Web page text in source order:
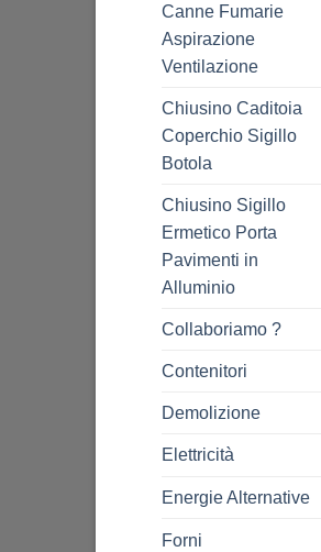
Canne Fumarie
Aspirazione
Ventilazione
Chiusino Caditoia
Coperchio Sigillo
Botola
Chiusino Sigillo
Ermetico Porta
Pavimenti in
Alluminio
Collaboriamo ?
Contenitori
Demolizione
Elettricità
Energie Alternative
Forni